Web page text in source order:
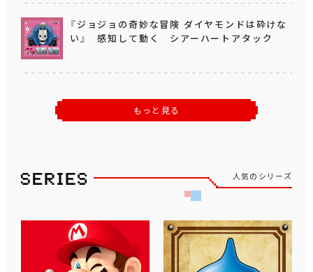
『ジョジョの奇妙な冒険 ダイヤモンドは砕けな
い』 感知して動く シアーハートアタック
もっと見る
人気のシリーズ